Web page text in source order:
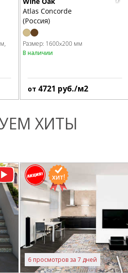
Atlas Concorde
(Россия)
Размер: 1600x200 мм
В наличии
от 4721 руб./м2
ХИТЫ
6 просмотров за 7 дней